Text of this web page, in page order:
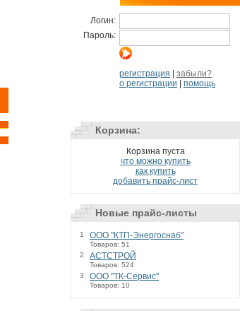
Логин:
Пароль:
регистрация
забыли?
о регистрации
помощь
Корзина:
Корзина пуста
что можно купить
как купить
добавить прайс-лист
Новые прайс-листы
1 ООО "КТП-Энергоснаб"
Товаров: 51
2
АСТСТРОЙ
Товаров: 524
3
ООО "ТК-Сервис"
Товаров: 10